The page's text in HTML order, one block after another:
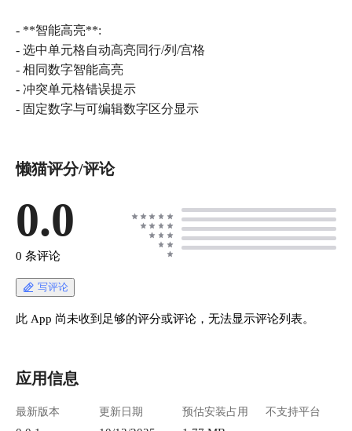
- **智能高亮**:
- 选中单元格自动高亮同行/列/宫格
- 相同数字智能高亮
- 冲突单元格错误提示
- 固定数字与可编辑数字区分显示
懒猫评分/评论
0.0
0 条评论
写评论
此 App 尚未收到足够的评分或评论，无法显示评论列表。
应用信息
最新版本 更新日期 预估安装占用 不支持平台